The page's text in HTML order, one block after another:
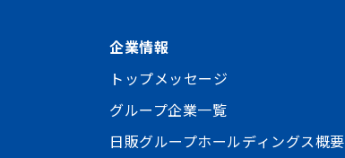
企業情報
トップメッセージ
グループ企業一覧
日販グループホールディングス概要